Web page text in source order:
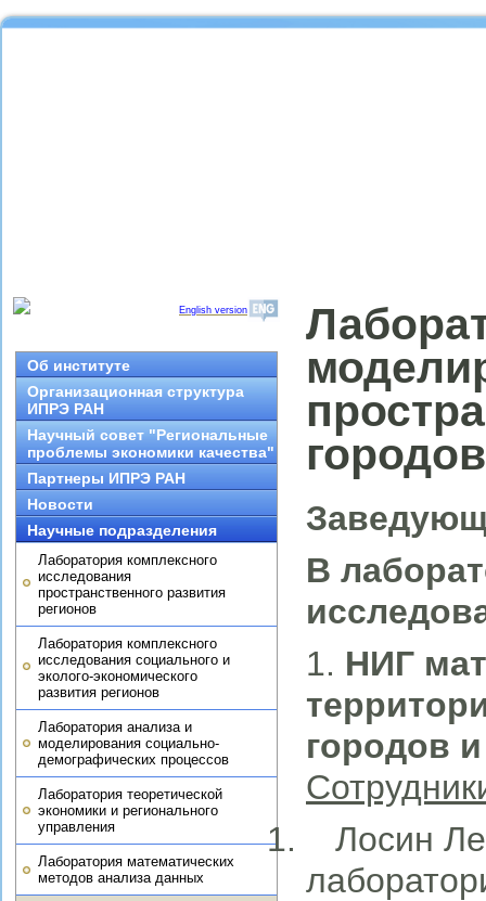
English version
Об институте
Организационная структура
ИПРЭ РАН
Научный совет "Региональные
проблемы экономики качества"
Партнеры ИПРЭ РАН
Новости
Научные подразделения
Лаборатория комплексного
исследования
пространственного развития
регионов
Лаборатория комплексного
исследования социального и
эколого-экономического
развития регионов
Лаборатория анализа и
моделирования социально-
демографических процессов
Лаборатория теоретической
экономики и регионального
управления
Лаборатория математических
методов анализа данных
городов
В
1. НИГ
городов
Лосин